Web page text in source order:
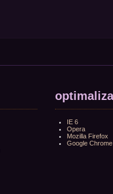
IE 6
Opera
Mozilla Firefox
Google Chrome